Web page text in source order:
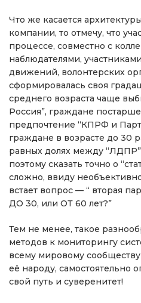
Что же касается
компании, то отмечу, что
процессе, совместно с
наблюдателями,
движений, волонтерских
сформировалась своя
среднего возраста чаще
Россия”, граждане
предпочтение “КПРФ и
граждане в возрасте до 30
равных долях между
поэтому сказать точно о
сложно, ввиду
встает вопрос — “ вторая
ДО 30, или ОТ 60 лет?”
Тем не менее, такое
методов к мониторингу
всему мировому
её народу, самостоятельно
свой путь и суверенитет!